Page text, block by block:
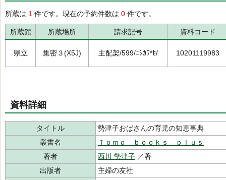
所蔵は 1 件です。現在の予約件数は 0 件です。
所蔵館 所蔵場所 請求記号 資料コード
県立 集密３(X5J) 主配架/599/ﾆｼｶﾜ*ｾ/ 10201119983
資料詳細
タイトル
勢津子おばさんの育児の知恵事典
叢書名
Ｔｏｍｏ ｂｏｏｋｓ ｐｌｕｓ
著者
西川 勢津子 ／著
出版者
主婦の友社